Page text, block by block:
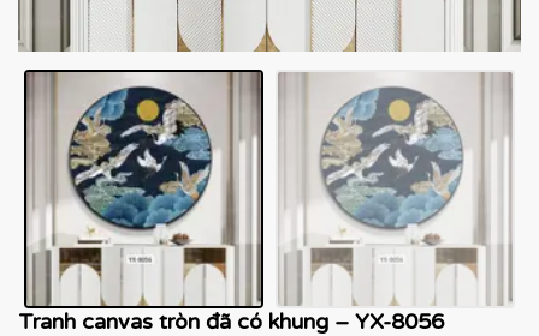
Tranh canvas tròn đã có khung – YX-8056